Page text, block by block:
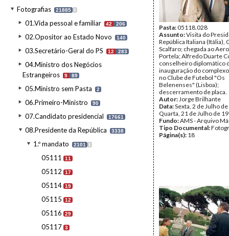
Fotografias 21885 I
01.Vida pessoal e familiar 42 206
02.Opositor ao Estado Novo 140
03.Secretário-Geral do PS 12 283
04.Ministro dos Negócios
Estrangeiros
9 89
05.Ministro sem Pasta 2
06.Primeiro-Ministro 90
07.Candidato presidencial 17661
08.Presidente da República 3338
1.º mandato 2101 I
05111 11
05112 17
05114 19
05115 12
05116 29
05117 3
Pasta:05118.028
Assunto:Visita do
República Italiana (Itália),
Scalfaro; chegada ao
Portela; Alfredo Duarte
conselheiro diplomático
inauguração do
no Clube de Futebol "Os
Belenenses" (Lisboa);
descerramento de placa.
Autor:Jorge Brilhante
Data:Sexta, 2 de Julho
Quarta, 21 de Julho de
Fundo:AMS - Arquivo
Tipo Documental:
Página(s): 18